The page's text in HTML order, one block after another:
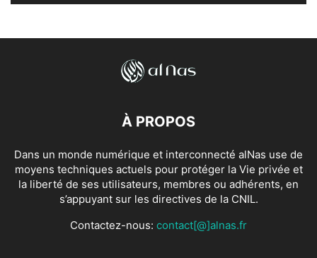
À PROPOS
Dans un monde numérique et interconnecté alNas use de
moyens techniques actuels pour protéger la Vie privée et
la liberté de ses utilisateurs, membres ou adhérents, en
s’appuyant sur les directives de la CNIL.
Contactez-nous: contact[@]alnas.fr